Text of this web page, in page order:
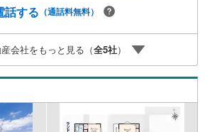
ーーーーーーーーーーーーーーーーーーーー
ものとなります。金利情勢により表記の返
合があります。ーーーーーーーーーーーー
ーーーーーー
話する （通話料無料）
会社をもっと見る（全5社）